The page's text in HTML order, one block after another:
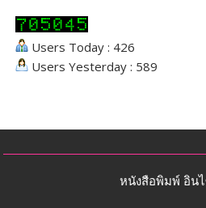
Users Today : 426
Users Yesterday : 589
หนังสือพิมพ์ อิน